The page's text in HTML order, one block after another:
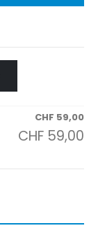
CHF 59,00
CHF 59,00